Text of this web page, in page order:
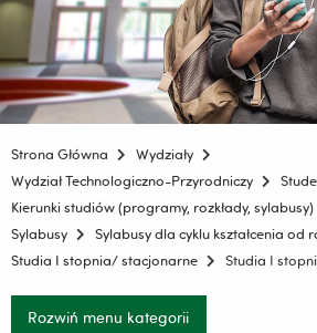
Strona Główna
Wydziały
Wydział Technologiczno-Przyrodniczy
Kierunki studiów (programy, rozkłady, sylabusy)
Sylabusy
Sylabusy dla cyklu kształcenia od
Studia I stopnia/ stacjonarne
Studia I
Rozwiń menu kategorii